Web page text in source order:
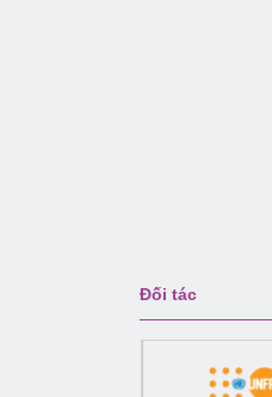
Đối tác